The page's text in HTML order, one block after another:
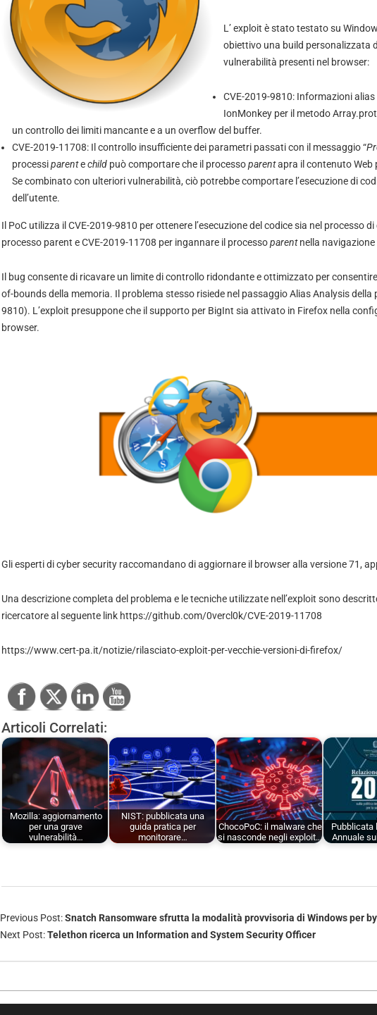
L’ exploit è stato testato su
obiettivo una build personalizzata
vulnerabilità presenti nel browser:
CVE-2019-9810: Informazioni
IonMonkey per il metodo
un controllo dei limiti mancante e a un overflow del buffer.
CVE-2019-11708: Il controllo insufficiente dei parametri passati con il messaggio “
processiparentechildpuò comportare che il processoparentapra il contenuto Web
Se combinato con ulteriori vulnerabilità, ciò potrebbe comportare l’esecuzione di
dell’utente.
Il PoC utilizza il CVE-2019-9810 per ottenere l’esecuzione del codice sia nel processo
processo parent e CVE-2019-11708 per ingannare il processoparentnella navigazione
Il bug consente di ricavare un limite di controllo ridondante e ottimizzato per
of-bounds della memoria. Il problema stesso risiede nel passaggio Alias Analysis della
9810). L’exploit presuppone che il supporto per BigInt sia attivato in Firefox nella
browser.
Gli esperti di cyber security raccomandano di aggiornare il browser alla versione 71,
Una descrizione completa del problema e le tecniche utilizzate nell’exploit sono
ricercatore al seguente link https://github.com/0vercl0k/CVE-2019-11708
https://www.cert-pa.it/notizie/rilasciato-exploit-per-vecchie-versioni-di-firefox/
Articoli Correlati:
Mozilla: aggiornamento
per una grave
vulnerabilità…
NIST: pubblicata una
guida pratica per
monitorare…
ChocoPoC: il malware che
si nasconde negli exploit…
Pubblicata
Annuale
Previous Post:Snatch Ransomware sfrutta la modalità provvisoria di Windows per
Next Post:Telethon ricerca un Information and System Security Officer